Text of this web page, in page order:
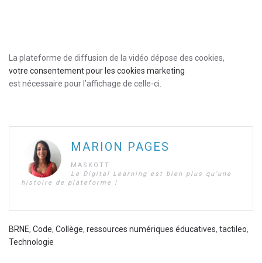
La plateforme de diffusion de la vidéo dépose des cookies,
votre consentement pour les cookies marketing
est nécessaire pour l’affichage de celle-ci.
MARION PAGES
MASKOTT
Le Digital Learning est bien plus qu’une
histoire de plateforme !
BRNE, Code, Collège, ressources numériques éducatives, tactileo,
Technologie